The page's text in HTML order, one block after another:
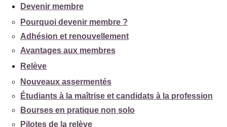
Devenir membre
Pourquoi devenir membre ?
Adhésion et renouvellement
Avantages aux membres
Relève
Nouveaux assermentés
Étudiants à la maîtrise et candidats à la profession
Bourses en pratique non solo
Pilotes de la relève